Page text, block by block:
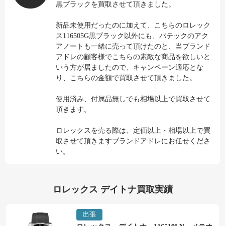
黒ブラックを買取させて頂きました。
新品未使用だったのに加えて、こちらのロレック
ス116505G黒ブラック以外にも、パテックのアク
アノートも一緒に売って頂けたのと、当ブランド
アドレの顧客様でこちらの素敵な商品を欲しいと
いう方が居ましたので、キャンペーン適応とな
り、こちらの金額で買取させて頂きました。
使用済み、付属品無しでも相場以上で買取させて
頂きます。
ロレックスを売る際は、定価以上・相場以上で買
取させて頂きますブランドアドレにお任せくださ
い。
ロレックス デイトナ買取実績
出張